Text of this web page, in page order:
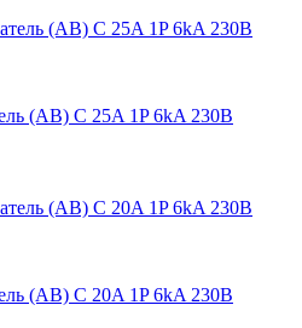
(АВ) C 25A 1P 6kA 230В
(АВ) C 20A 1P 6kA 230В